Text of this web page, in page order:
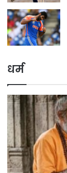
धर्म